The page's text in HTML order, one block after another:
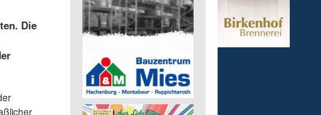
Die